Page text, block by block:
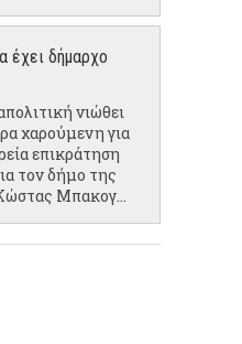
έχει δήμαρχο
νιώθει
χαρούμενη για
επικράτηση
τον δήμο της
Μπακογ...